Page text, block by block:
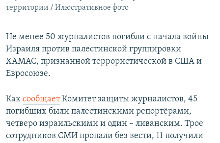
территории / Илюстративное фото
Не менее 50 журналистов погибли с начала войны
Израиля против палестинской группировки
ХАМАС, признанной террористической в США и
Евросоюзе.
Как сообщаетКомитет защиты журналистов, 45
погибших были палестинскими репортёрами,
четверо израильскими и один – ливанским. Трое
сотрудников СМИ пропали без вести, 11 получили